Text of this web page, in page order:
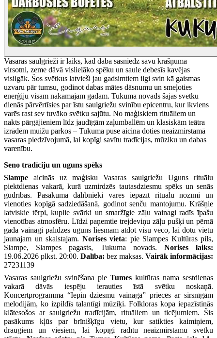
Vasaras saulgrieži ir laiks, kad daba sasniedz savu krāšņuma
virsotni, zeme dāvā vislielāko spēku un saule debesīs kavējas
visilgāk. Šos svētkus latvieši jau gadsimtiem ilgi svin kā gaismas
uzvaru pār tumsu, godinot dabas mātes dāsnumu un smeļoties
enerģiju visam nākamajam gadam. Tukuma novads šajās svētku
dienās pārvērtīsies par īstu saulgriežu svinību epicentru, kur ikviens
varēs rast sev tuvāko svētku sajūtu. No maģiskiem rituāliem un
nakts pārgājieniem līdz jaudīgām zaļumballēm un klasiskām teātra
izrādēm muižu parkos – Tukuma puse aicina doties neaizmirstamā
vasaras piedzīvojumā, lai kopīgi savītu tradīcijas, mūziku un dabas
varenību.
Seno tradīciju un uguns spēks
Slampe aicinās uz maģisku Vasaras saulgriežu Uguns rituālu
piektdienas vakarā, kurā uzmirdzēs tautasdziesmu spēks un senās
gudrības. Pasākuma dalībnieki varēs iepazīt rituālu nozīmi un
vienoties kopīgā sadziedāšanā, godinot senču mantojumu. Krāšņie
latviskie tērpi, kuplie svārki un smaržīgie zāļu vainagi radīs īpašu
vienotības atmosfēru. Līdzi paņemtie trejdeviņu zāļu pušķi un pērnā
gada vainagi palīdzēs uguns liesmām atdot visu veco, lai dotu vietu
jaunajam un skaistajam. Norises vieta: pie Slampes Kultūras pils,
Slampe, Slampes pagasts, Tukuma novads. Norises laiks:
19.06.2026 plkst. 20:00. Dalība: bez maksas. Vairāk informācijas:
27231139
Vasaras saulgriežu svinēšana pieTumeskultūras nama sestdienas
vakarā dāvās iespēju ierauties īstā svētku noskaņā.
Koncertprogramma “Iepin dziesmu vainagā” priecēs ar sirsnīgām
melodijām, ko izpildīs talantīgi mūziķi. Folkloras kopa iepazīstinās
klātesošos ar saulgriežu tradīcijām, rituāliem un ticējumiem. Šis
pasākums kļūs par brīnišķīgu vietu, kur satikties kaimiņiem,
draugiem un viesiem, lai kopīgi radītu neaizmirstamu svētku